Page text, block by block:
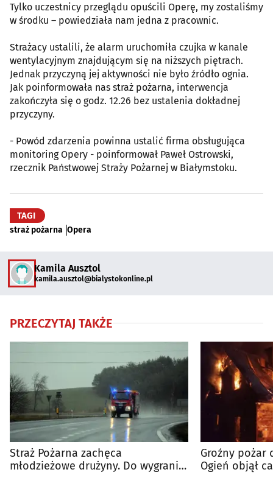
Tylko uczestnicy przeglądu opuścili Operę, my zostaliśmy
w środku – powiedziała nam jedna z pracownic.
Strażacy ustalili, że alarm uruchomiła czujka w kanale
wentylacyjnym znajdującym się na niższych piętrach.
Jednak przyczyną jej aktywności nie było źródło ognia.
Jak poinformowała nas straż pożarna, interwencja
zakończyła się o godz. 12.26 bez ustalenia dokładnej
przyczyny.
- Powód zdarzenia powinna ustalić firma obsługująca
monitoring Opery - poinformował Paweł Ostrowski,
rzecznik Państwowej Straży Pożarnej w Białymstoku.
TAGI
straż pożarna Opera
Kamila Ausztol
kamila.ausztol@bialystokonline.pl
PRZECZYTAJ TAKŻE
Straż Pożarna zachęca
młodzieżowe drużyny. Do wygrania
Groźny pożar
Ogień objął